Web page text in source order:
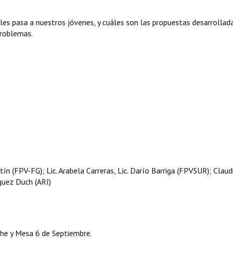
pasa a nuestros jóvenes, y cuáles son las propuestas
(FPV-FG); Lic. Arabela Carreras, Lic. Darío Barriga (FPVSUR);
Duch (ARI)
y Mesa 6 de Septiembre.